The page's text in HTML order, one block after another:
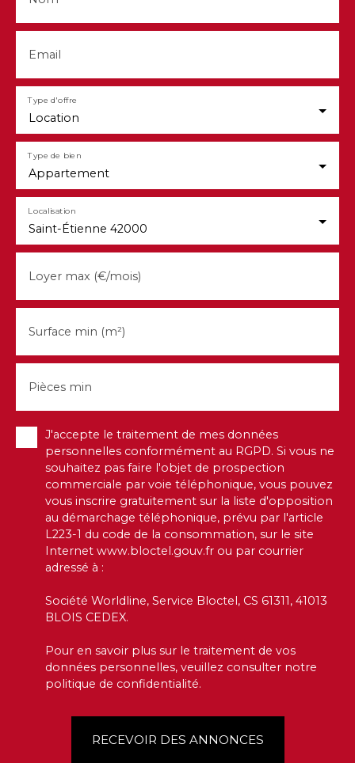
Email
Location
Type d'offre
Appartement
Type de bien
Saint-Étienne 42000
Localisation
Loyer max (€/mois)
Surface min (m²)
Pièces min
J'accepte le traitement de mes données
personnelles conformément au RGPD. Si vous ne
souhaitez pas faire l'objet de prospection
commerciale par voie téléphonique, vous pouvez
vous inscrire gratuitement sur la liste d'opposition
au démarchage téléphonique, prévu par l'article
L223-1 du code de la consommation, sur le site
Internet www.bloctel.gouv.fr ou par courrier
adressé à :
Société Worldline, Service Bloctel, CS 61311, 41013
BLOIS CEDEX.
Pour en savoir plus sur le traitement de vos
données personnelles, veuillez consulter notre
politique de confidentialité.
RECEVOIR DES ANNONCES